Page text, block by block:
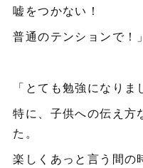
嘘をつかない！
普通のテンションで！」
「とても勉強になりま
特に、子供への伝え方
た。
楽しくあっと言う間の